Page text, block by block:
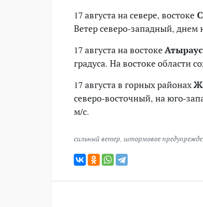
17 августа на севере, востоке
Ветер северо-западный, днем
17 августа на востоке
градуса. На востоке области
17 августа в горных районах
северо-восточный, на юго-
м/с.
сильный ветер штормовое